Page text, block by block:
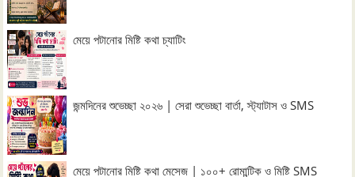
মেয়ে পটানোর মিষ্টি কথা চ্যাটিং
জন্মদিনের শুভেচ্ছা ২০২৬ | সেরা শুভেচ্ছা বার্তা, স্ট্যাটাস ও SMS
মেয়ে পটানোর মিষ্টি কথা মেসেজ | ১০০+ রোমান্টিক ও মিষ্টি SMS